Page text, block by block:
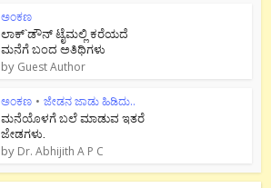
ಅಂಕಣ
ಲಾಕ್`ಡೌನ್ ಟೈಮಲ್ಲಿ ಕರೆಯದೆ
ಮನೆಗೆ ಬಂದ ಅತಿಥಿಗಳು
by Guest Author
ಅಂಕಣ • ಜೇಡನ ಜಾಡು ಹಿಡಿದು..
ಮನೆಯೊಳಗೆ ಬಲೆ ಮಾಡುವ ಇತರೆ
ಜೇಡಗಳು.
by Dr. Abhijith A P C